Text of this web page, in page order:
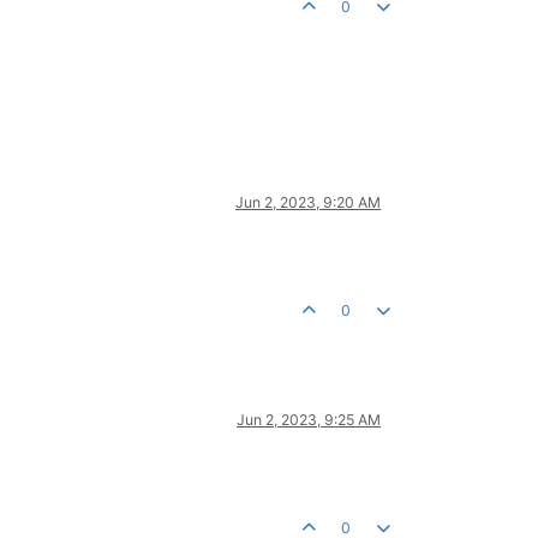
0
Jun 2, 2023, 9:20 AM
0
Jun 2, 2023, 9:25 AM
0